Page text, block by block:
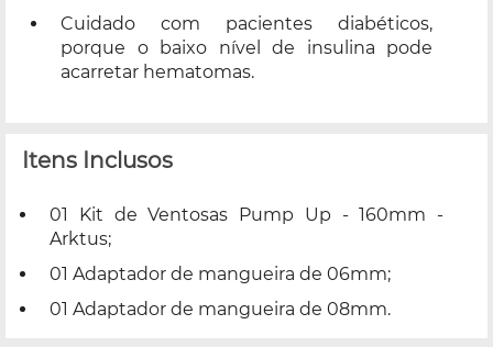
Cuidado com pacientes diabéticos,
porque o baixo nível de insulina pode
acarretar hematomas.
Itens Inclusos
01 Kit de Ventosas Pump Up - 160mm -
Arktus;
01 Adaptador de mangueira de 06mm;
01 Adaptador de mangueira de 08mm.